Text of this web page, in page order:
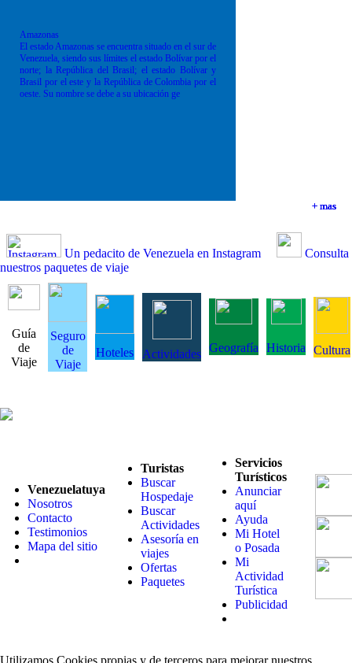
+ mas
+ mas
+ mas
Amazonas
El estado Amazonas se encuentra situado en el sur de
Venezuela, siendo sus límites el estado Bolívar por el
norte; la República del Brasil; el estado Bolívar y
Brasil por el este y la República de Colombia por el
oeste. Su nombre se debe a su ubicación ge
+ mas
Un pedacito de Venezuela en Instagram
Consulta
nuestros paquetes de viaje
Guía
de
Viaje
Seguro
de
Viaje
Hoteles Actividades Geografía Historia Cultura
Venezuelatuya
Nosotros
Contacto
Testimonios
Mapa del sitio
Turistas
Buscar
Hospedaje
Buscar
Actividades
Asesoría en
viajes
Ofertas
Paquetes
Servicios
Turísticos
Anunciar
aquí
Ayuda
Mi Hotel
o Posada
Mi
Actividad
Turística
Publicidad
Utilizamos Cookies propias y de terceros para mejorar nuestros